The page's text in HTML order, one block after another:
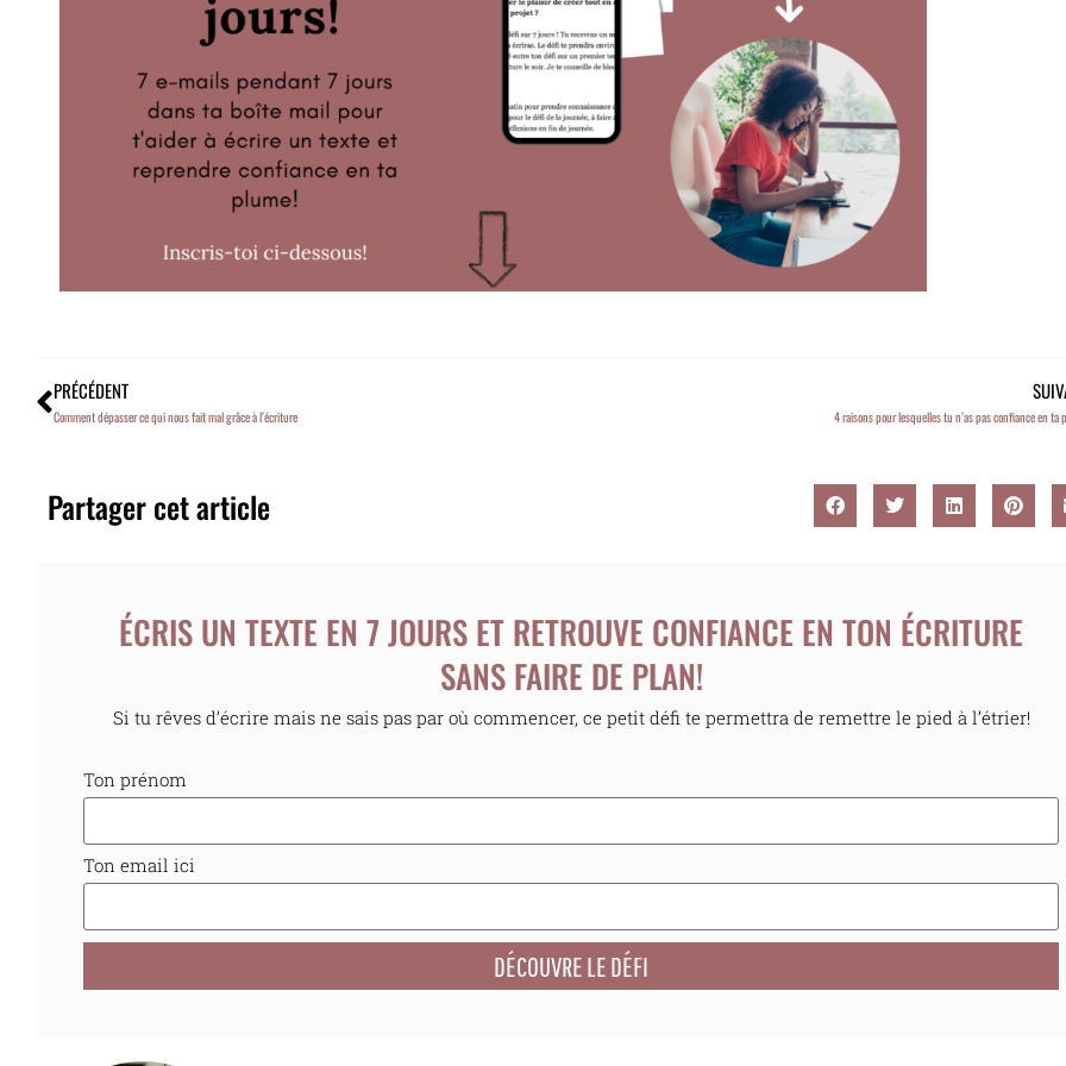
PRÉCÉDENT
Comment dépasser ce qui nous fait mal grâce à l’écriture 4 raisons pour lesquelles tu n’as pas confiance en ta
Partager cet article
ÉCRIS UN TEXTE EN 7 JOURS ET RETROUVE CONFIANCE EN TON ÉCRITURE
SANS FAIRE DE PLAN!
Si tu rêves d’écrire mais ne sais pas par où commencer, ce petit défi te permettra de remettre le pied à l’étrier!
Ton prénom
Ton email ici
DÉCOUVRE LE DÉFI